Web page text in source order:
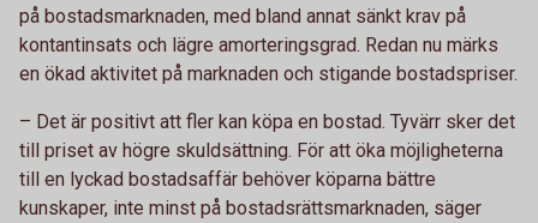
på bostadsmarknaden, med bland annat sänkt krav på
kontantinsats och lägre amorteringsgrad. Redan nu märks
en ökad aktivitet på marknaden och stigande bostadspriser.
– Det är positivt att fler kan köpa en bostad. Tyvärr sker det
till priset av högre skuldsättning. För att öka möjligheterna
till en lyckad bostadsaffär behöver köparna bättre
kunskaper, inte minst på bostadsrättsmarknaden, säger